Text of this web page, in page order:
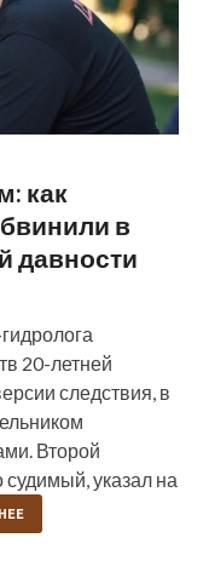
как
в
давности
20-летней
следствия, в
Второй
указал на